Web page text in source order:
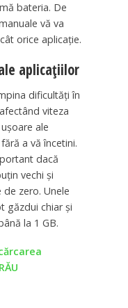
bateria. De
vă va
orice aplicație.
aplicațiilor
dificultăți în
viteza
ale
a vă încetini.
dacă
vechi și
zero. Unele
găzdui chiar și
la 1 GB.